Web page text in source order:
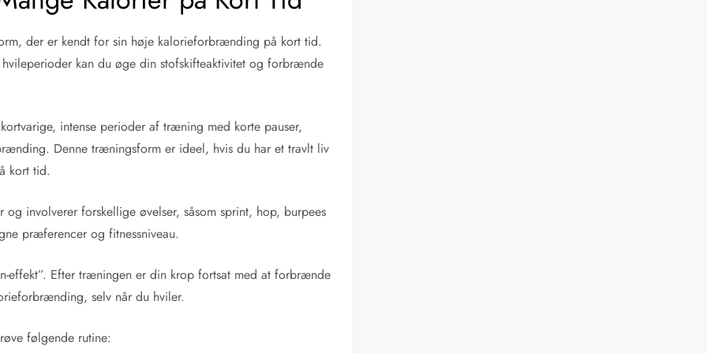
der er kendt for sin høje kalorieforbrænding på kort tid.
kan du øge din stofskifteaktivitet og forbrænde
intense perioder af træning med korte pauser,
Denne træningsform er ideel, hvis du har et travlt liv
kort tid.
involverer forskellige øvelser, såsom sprint, hop, burpees
præferencer og fitnessniveau.
effekt”. Efter træningen er din krop fortsat med at forbrænde
selv når du hviler.
følgende rutine: